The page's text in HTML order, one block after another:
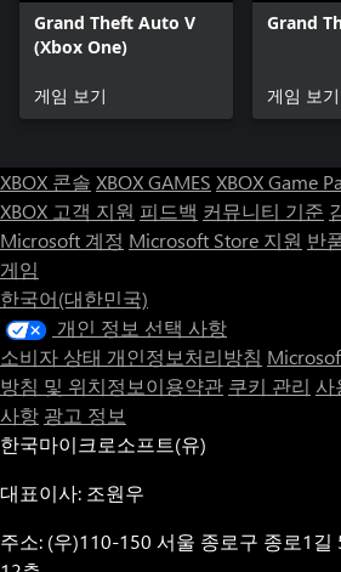
Grand Theft Auto V
(Xbox One)
게임 보기
Grand
게임 보기
XBOX 콘솔 XBOX GAMES XBOX Game
XBOX 고객 지원 피드백 커뮤니티 기준
Microsoft 계정 Microsoft Store 지원 반
게임
한국어(대한민국)
개인 정보 선택 사항
소비자 상태 개인정보처리방침
방침 및 위치정보이용약관 쿠키 관리 사
사항 광고 정보
한국마이크로소프트(유)
대표이사: 조원우
주소: (우)110-150 서울 종로구 종로1길